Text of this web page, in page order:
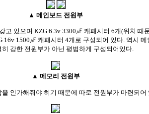
▲ 메인보드 전원부
고 있으며 KZG 6.3v 3300㎌ 캐패시터 6개(위치 때
16v 1500㎌ 캐패시터 4개로 구성되어 있다. 역시
강한 전원부가 아닌 평범하게 구성되어있다.
▲ 메모리 전원부
인가해줘야 히기 때문에 따로 전원부가 마련되어